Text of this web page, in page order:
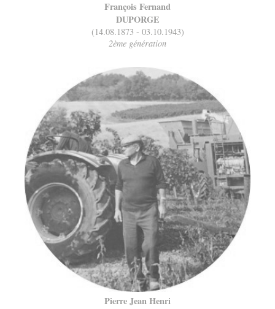
François Fernand
DUPORGE
(14.08.1873 - 03.10.1943)
2ème génération
Pierre Jean Henri